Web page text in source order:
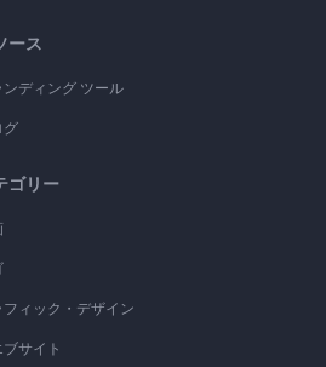
ース
ンディング ツール
グ
ゴリー
フィック・デザイン
ブサイト